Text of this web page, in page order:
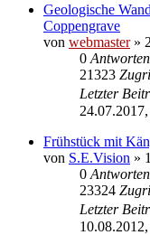
Geologische
Coppengrave
von webmaster»
0 Antworten
21323
Letzter
Frühstück mit
von S.E.Vision »
0 Antworten
23324
Letzter
10.08.2012,